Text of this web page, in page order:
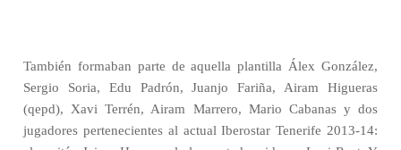
También formaban parte de aquella plantilla Álex González,
Sergio Soria, Edu Padrón, Juanjo Fariña, Airam Higueras
(qepd), Xavi Terrén, Airam Marrero, Mario Cabanas y dos
jugadores pertenecientes al actual Iberostar Tenerife 2013-14: